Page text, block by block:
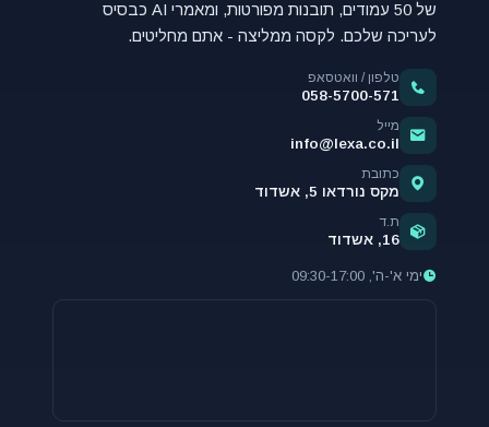
של 50 עמודים, תובנות מפורטות, ומאמרי AI כבסיס
לעריכה שלכם. לקסה ממליצה - אתם מחליטים.
טלפון / וואטסאפ
058-5700-571
מייל
info@lexa.co.il
כתובת
מקס נורדאו 5, אשדוד
ת.ד
16, אשדוד
ימי א'-ה', 09:30-17:00